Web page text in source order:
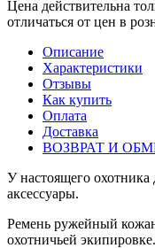
Цена действительна
отличаться от цен в
Описание
Характеристики
Отзывы
Как купить
Оплата
Доставка
ВОЗВРАТ И
У настоящего
аксессуары.
Ремень ружейный
охотничьей экипировке.